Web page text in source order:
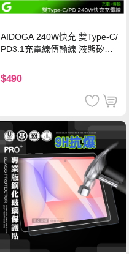
AIDOGA 240W快充 雙Type-C/
PD3.1充電線傳輸線 液態矽膠
機/平板/筆電
$490